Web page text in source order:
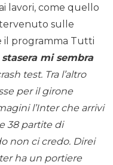
lavori, come quello
sulle
il programma Tutti
mi sembra
test. Tra l’altro
per il girone
l’Inter che arrivi
38 partite di
non ci credo. Direi
ha un portiere